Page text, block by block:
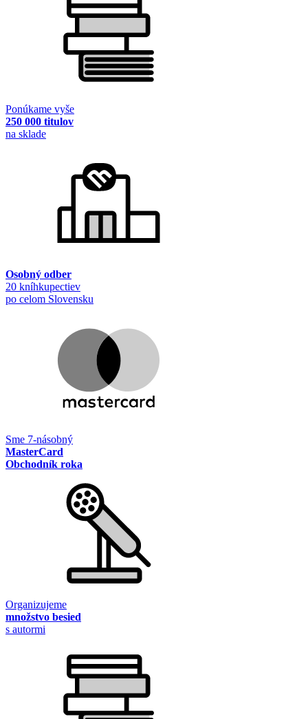
Ponúkame vyše
250 000 titulov
na sklade
Osobný odber
20 kníhkupectiev
po celom Slovensku
Sme 7-násobný
MasterCard
Obchodník roka
Organizujeme
množstvo besied
s autormi